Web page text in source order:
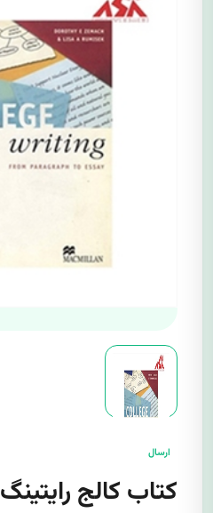
ارسال
کتاب کالج رایتینگ